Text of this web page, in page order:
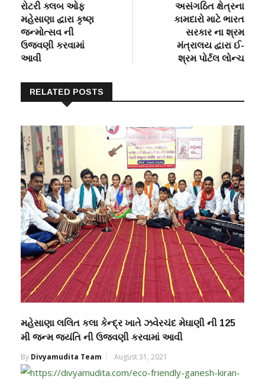
રોટરી ક્લબ ઓફ
મહેસાણા દ્વારા કૃષ્ણ
જન્મોત્સવ ની
ઉજવણી કરવામાં
આવી
અસંગઠિત ક્ષેત્રના
કામદારો માટે ભારત
સરકાર ના શ્રમ
મંત્રાલય દ્વારા ઈ-
શ્રમ પોર્ટલ લોન્ચ
RELATED POSTS
મહેસાણા લલિત કલા કેન્દ્ર ખાતે ઝવેરચંદ મેઘાણી ની 125
મી જન્મ જયંતિ ની ઉજવણી કરવામાં આવી
By Divyamudita Team August 31, 2021